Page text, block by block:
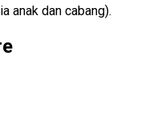
anak dan cabang).